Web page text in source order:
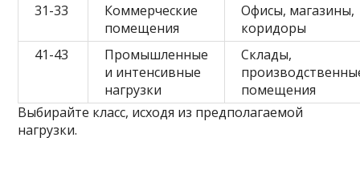
31-33
Коммерческие
помещения
Офисы, магазины,
коридоры
41-43
Промышленные
и интенсивные
нагрузки
Склады,
помещения
Выбирайте класс, исходя из предполагаемой
нагрузки.